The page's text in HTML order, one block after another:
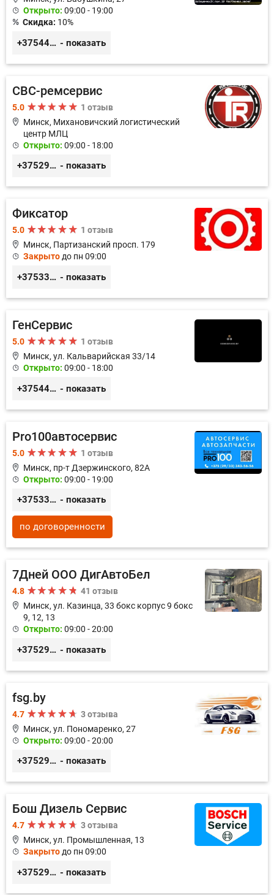
Открыто: 09:00 - 19:00
Скидка: 10%
+375447430060 - показать
СВС-ремсервис
5.0
1 отзыв
Минск, Михановичский логистический
центр МЛЦ
Открыто: 09:00 - 18:00
+375296233505 - показать
Фиксатор
5.0
1 отзыв
Минск, Партизанский просп. 179
Закрытодо пн 09:00
+375336617270 - показать
ГенСервис
5.0
1 отзыв
Минск, ул. Кальварийская 33/14
Открыто: 09:00 - 18:00
+375444649592 - показать
Pro100автосервис
5.0
1 отзыв
Минск, пр-т Дзержинского, 82А
Открыто: 09:00 - 19:00
+375333435656 - показать
по договоренности
7Дней ООО ДигАвтоБел
4.8
41 отзыв
Минск, ул. Казинца, 33 бокс корпус 9 бокс
9, 12, 13
Открыто: 09:00 - 20:00
+375296518100 - показать
fsg.by
4.7
3 отзыва
Минск, ул. Пономаренко, 27
Открыто: 09:00 - 20:00
+375291882338 - показать
Бош Дизель Сервис
4.7
3 отзыва
Минск, ул. Промышленная, 13
Закрыто до пн 09:00
+375296309894 - показать